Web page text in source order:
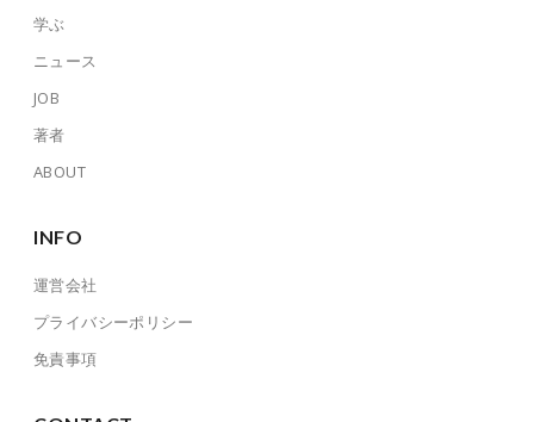
学ぶ
ニュース
JOB
著者
ABOUT
INFO
運営会社
プライバシーポリシー
免責事項